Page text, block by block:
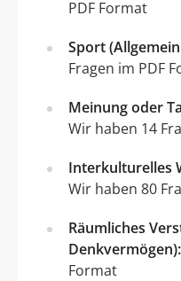
PDF Format
Sport
Fragen im PDF
Meinung oder
Wir haben 14
Interkulturelles
Wir haben 80
Räumliches
Denkvermögen):
Format